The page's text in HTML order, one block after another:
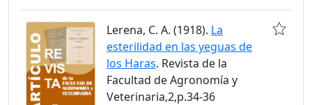
Lerena, C. A. (1918). La
esterilidad en las yeguas de
los Haras. Revista de la
Facultad de Agronomía y
Veterinaria,2,p.34-36